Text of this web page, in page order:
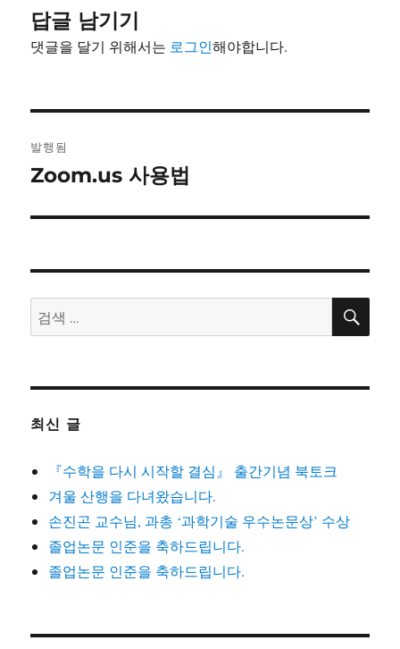
답글 남기기
댓글을 달기 위해서는 로그인해야합니다.
탐
발행됨
Zoom.us 사용법
검
색:
검
최신 글
『수학을 다시 시작할 결심』 출간기념 북토크
겨울 산행을 다녀왔습니다.
손진곤 교수님, 과총 ‘과학기술 우수논문상’ 수상
졸업논문 인준을 축하드립니다.
졸업논문 인준을 축하드립니다.